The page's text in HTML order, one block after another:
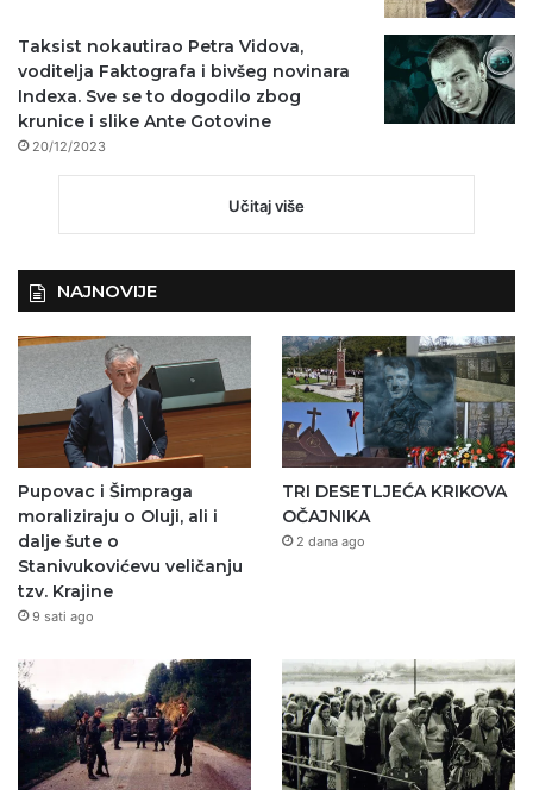
Taksist nokautirao Petra Vidova,
voditelja Faktografa i bivšeg novinara
Indexa. Sve se to dogodilo zbog
krunice i slike Ante Gotovine
20/12/2023
Učitaj više
NAJNOVIJE
Pupovac i Šimpraga
moraliziraju o Oluji, ali i
dalje šute o
Stanivukovićevu veličanju
tzv. Krajine
9 sati ago
TRI DESETLJEĆA KRIKOVA
OČAJNIKA
2 dana ago